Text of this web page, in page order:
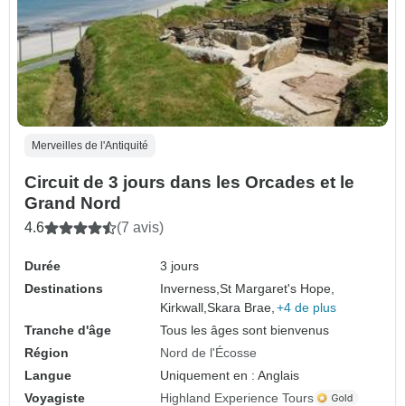
Merveilles de l'Antiquité
Circuit de 3 jours dans les Orcades et le
Grand Nord
4.6 (7 avis)
Durée
3 jours
Destinations
Inverness,St Margaret's Hope,
Kirkwall,Skara Brae, +4 de plus
Tranche d'âge
Tous les âges sont bienvenus
Région
Nord de l'Écosse
Langue
Uniquement en : Anglais
Voyagiste
Highland Experience Tours